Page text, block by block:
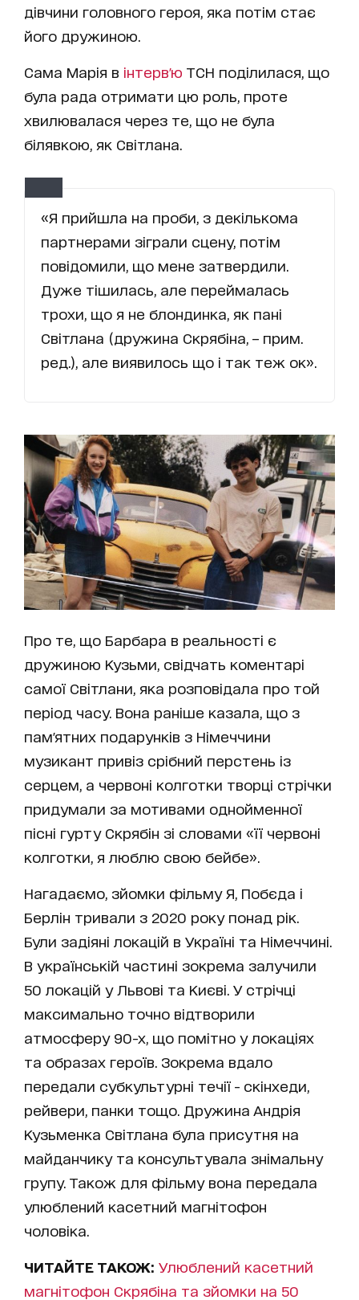
дівчини головного героя, яка потім стає
його дружиною.
Сама Марія в інтерв'ю ТСН поділилася, що
була рада отримати цю роль, проте
хвилювалася через те, що не була
білявкою, як Світлана.
«Я прийшла на проби, з декількома
партнерами зіграли сцену, потім
повідомили, що мене затвердили.
Дуже тішилась, але переймалась
трохи, що я не блондинка, як пані
Світлана (дружина Скрябіна, – прим.
ред.), але виявилось що і так теж ок».
Про те, що Барбара в реальності є
дружиною Кузьми, свідчать коментарі
самої Світлани, яка розповідала про той
період часу. Вона раніше казала, що з
пам'ятних подарунків з Німеччини
музикант привіз срібний перстень із
серцем, а червоні колготки творці стрічки
придумали за мотивами однойменної
пісні гурту Скрябін зі словами «її червоні
колготки, я люблю свою бейбе».
Нагадаємо, зйомки фільму Я, Побєда і
Берлін тривали з 2020 року понад рік.
Були задіяні локацій в Україні та Німеччині.
В українській частині зокрема залучили
50 локацій у Львові та Києві. У стрічці
максимально точно відтворили
атмосферу 90-х, що помітно у локаціях
та образах героїв. Зокрема вдало
передали субкультурні течії - скінхеди,
рейвери, панки тощо. Дружина Андрія
Кузьменка Світлана була присутня на
майданчику та консультувала знімальну
групу. Також для фільму вона передала
улюблений касетний магнітофон
чоловіка.
ЧИТАЙТЕ ТАКОЖ: Улюблений касетний
магнітофон Скрябіна та зйомки на 50